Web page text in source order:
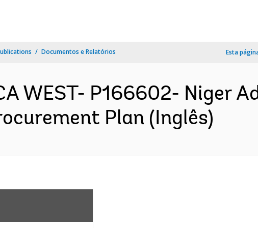
Documentos e Relatórios Esta
WEST- P166602- Niger
Plan (Inglês)